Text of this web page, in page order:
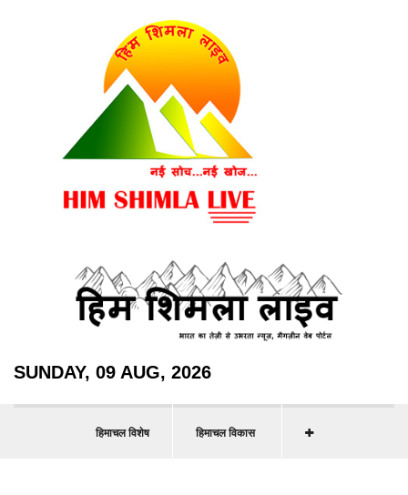
SUNDAY, 09 AUG, 2026
हिमाचल विशेष हिमाचल विकास